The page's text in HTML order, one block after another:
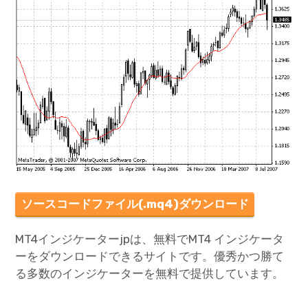
ソースコードファイル(.mq4)ダウンロード
MT4インジケーターjpは、無料でMT4 インジケータ
ーをダウンロードできるサイトです。優秀かつ勝て
る多数のインジケーターを無料で提供しています。